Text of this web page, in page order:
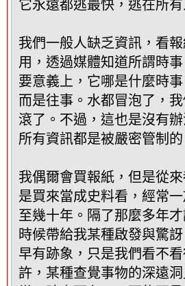
它永遠都逃最快，逃在所有
我們一般人缺乏資訊，看
用，透過媒體知道所謂時
要意義上，它哪是什麼時事
而是往事。水都冒泡了，
滾了。不過，這也是沒有
所有資訊都是被嚴密管制的
我偶爾會買報紙，但是從
是買來當成史料看，經常
至幾十年。隔了那麼多年
時候帶給我某種啟發與驚
早有跡象，只是我們看不
許，某種查覺事物的深遠